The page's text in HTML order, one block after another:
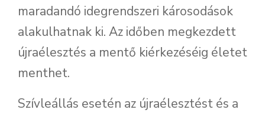
maradandó idegrendszeri károsodások
alakulhatnak ki. Az időben megkezdett
újraélesztés a mentő kiérkezéséig életet
menthet.
Szívleállás esetén az újraélesztést és a